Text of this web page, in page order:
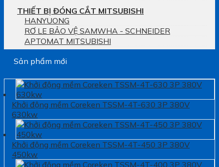
THIẾT BỊ ĐÓNG CẮT MITSUBISHI
HANYUONG
RƠ LE BẢO VỆ SAMWHA - SCHNEIDER
APTOMAT MITSUBISHI
Sản phẩm mới
Khởi động mềm Coreken TSSM-4T-630 3P 380V
630kw
Khởi động mềm Coreken TSSM-4T-450 3P 380V
450kw